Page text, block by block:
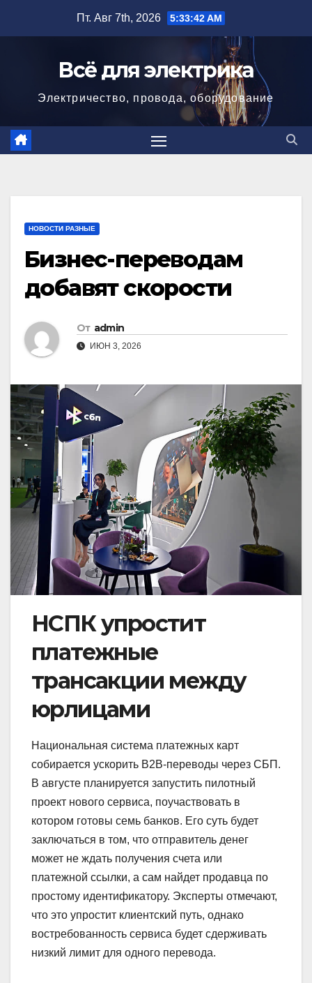
Пт. Авг 7th, 2026 5:33:43 AM
Всё для электрика
Электричество, провода, оборудование
НОВОСТИ РАЗНЫЕ
Бизнес-переводам
добавят скорости
От admin
ИЮН 3, 2026
НСПК упростит
платежные
трансакции между
юрлицами
Национальная система платежных карт
собирается ускорить В2В-переводы через СБП.
В августе планируется запустить пилотный
проект нового сервиса, поучаствовать в
котором готовы семь банков. Его суть будет
заключаться в том, что отправитель денег
может не ждать получения счета или
платежной ссылки, а сам найдет продавца по
простому идентификатору. Эксперты отмечают,
что это упростит клиентский путь, однако
востребованность сервиса будет сдерживать
низкий лимит для одного перевода.